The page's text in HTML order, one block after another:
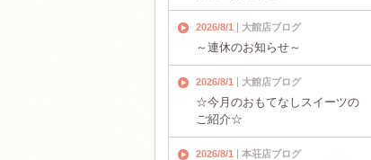
2026/8/1 大館店ブログ
～連休のお知らせ～
2026/8/1 大館店ブログ
☆今月のおもてなしスイーツの
ご紹介☆
2026/8/1 本荘店ブログ